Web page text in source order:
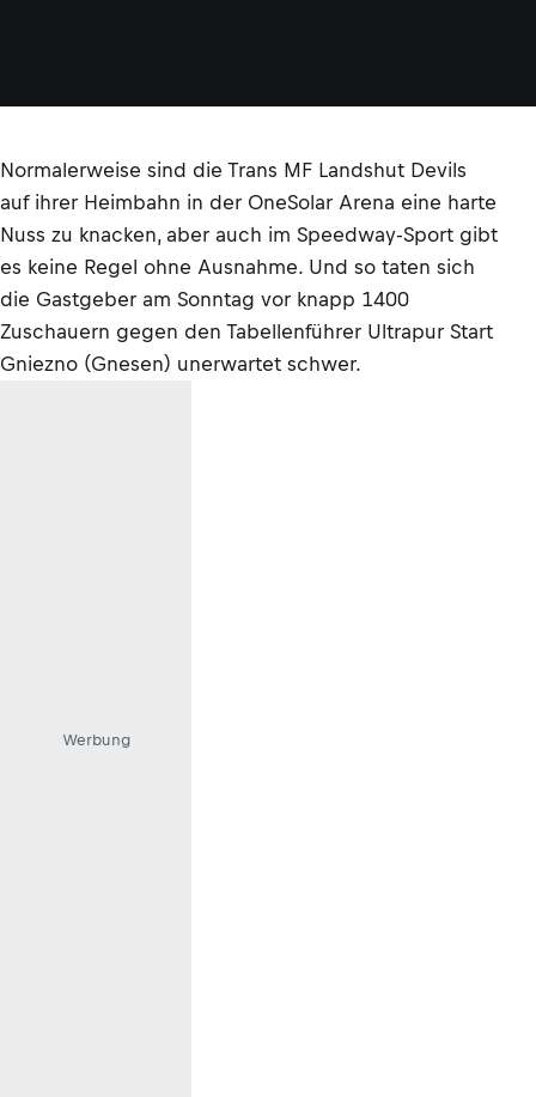
Normalerweise sind die Trans MF Landshut Devils
auf ihrer Heimbahn in der OneSolar Arena eine harte
Nuss zu knacken, aber auch im Speedway-Sport gibt
es keine Regel ohne Ausnahme. Und so taten sich
die Gastgeber am Sonntag vor knapp 1400
Zuschauern gegen den Tabellenführer Ultrapur Start
Gniezno (Gnesen) unerwartet schwer.
Werbung